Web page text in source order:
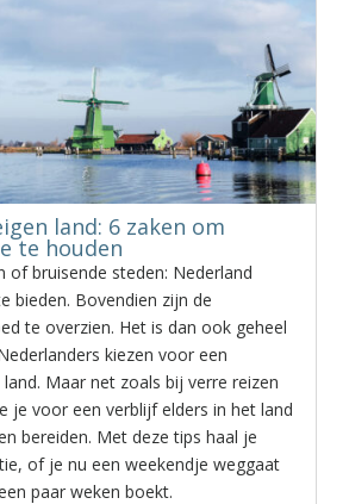
land: 6 zaken om
te houden
of bruisende steden: Nederland
bieden. Bovendien zijn de
te overzien. Het is dan ook geheel
kiezen voor een
Maar net zoals bij verre reizen
je voor een verblijf elders in het land
bereiden. Met deze tips haal je
of je nu een weekendje weggaat
paar weken boekt.